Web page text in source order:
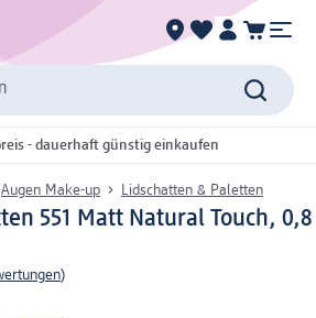
- dauerhaft günstig einkaufen
Augen Make-up Lidschatten & Paletten
551 Matt Natural Touch, 0,8
)